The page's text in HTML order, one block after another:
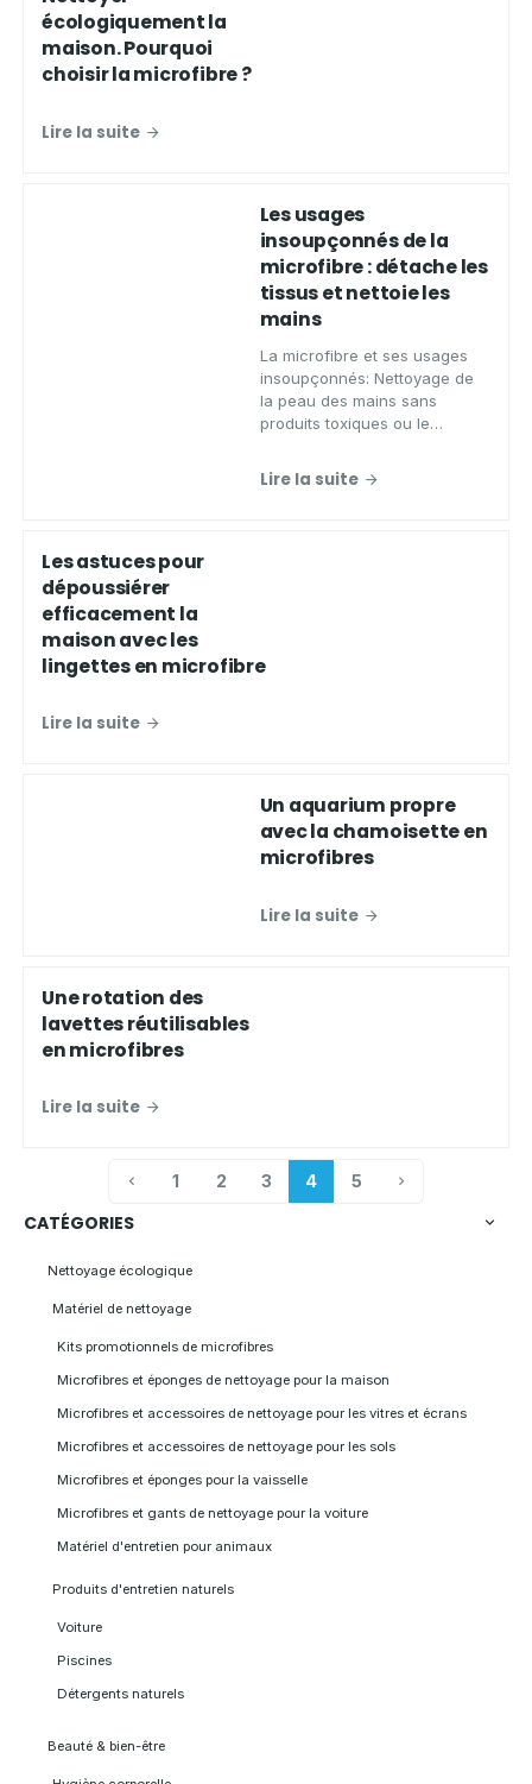
écologiquement la
maison. Pourquoi
choisir la microfibre ?
Lire la suite
Les usages
insoupçonnés de la
microfibre : détache les
tissus et nettoie les
mains
La microfibre et ses usages
insoupçonnés: Nettoyage de
la peau des mains sans
produits toxiques ou le
les vêtements.
Lire la suite
Les astuces pour
dépoussiérer
efficacement la
maison avec les
lingettes en microfibre
Lire la suite
Un aquarium propre
avec la chamoisette en
microfibres
Lire la suite
Une rotation des
lavettes réutilisables
en microfibres
Lire la suite
1 2 3 4 5
CATÉGORIES
Nettoyage écologique
Matériel de nettoyage
Kits promotionnels de microfibres
Microfibres et éponges de nettoyage pour la maison
Microfibres et accessoires de nettoyage pour les vitres et écrans
Microfibres et accessoires de nettoyage pour les sols
Microfibres et éponges pour la vaisselle
Microfibres et gants de nettoyage pour la voiture
Matériel d'entretien pour animaux
Produits d'entretien naturels
Voiture
Piscines
Détergents naturels
Beauté & bien-être